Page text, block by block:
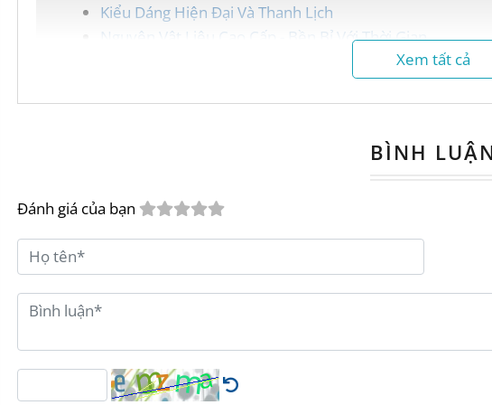
Kiểu Dáng Hiện Đại Và Thanh Lịch
Nguyên Vật Liệu Cao Cấp - Bền Bỉ Với Thời Gian
Khám Phá Tủ Đầu Giường NTGD67 - Nâng
thích nội thất làm từ gỗ tự nhiên, bền bỉ và sang trọng?
với các sản phẩm nội thất đa chức năng?Tủ đầu
là lựa chọn hoàn hảo dành cho bạn!
Tính Năng Vượt Trội Của Tủ Đầu Giường NTGD67
vật dụng cá nhân như sách, đèn ngủ, hoặc đồ trang
Xem tất cả
BÌNH
Đánh giá của bạn